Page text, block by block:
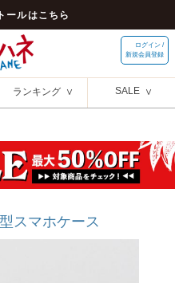
ールはこちら
ログイン /
新規会員登録
ランキング SALE
スマホケース